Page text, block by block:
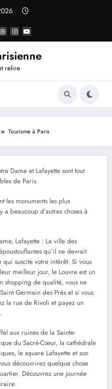
relire
Tourisme à Paris
Dame et Lafayette sont tout
de Paris.
les monuments les plus
beaucoup d’autres choses à
Lafayette : La ville des
qu’il ne devrait
suscite votre intérêt. Si vous
meilleur jour, le Louvre est un
shopping de qualité, vous ne
Germain des Prés et si vous
la rue de Rivoli et payez un
aux ruines de la Sainte-
du Sacré-Cœur, la cathédrale
le square Lafayette et son
découvrirez quelque chose
Découvrez une journée